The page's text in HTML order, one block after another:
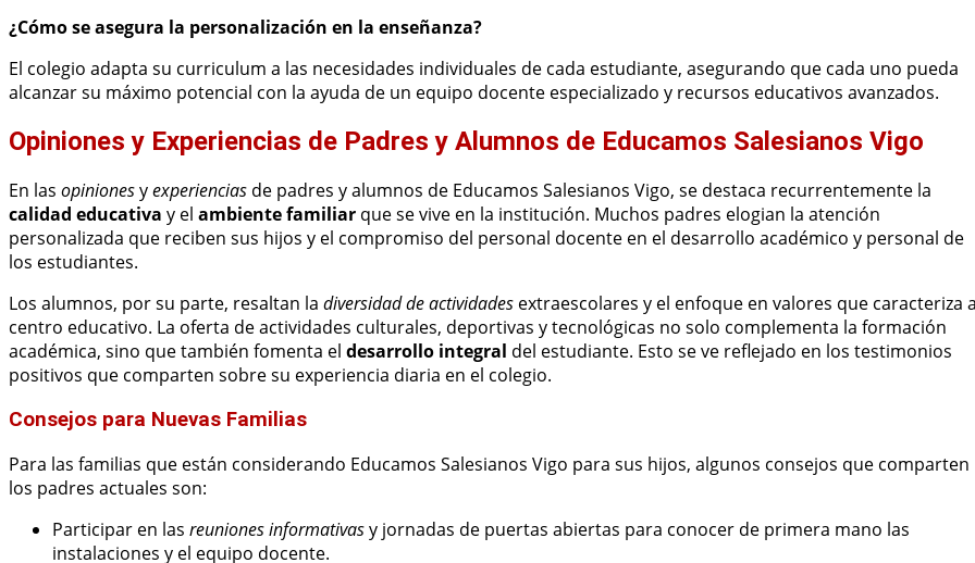
¿Cómo se asegura la personalización en la enseñanza?
El colegio adapta su curriculum a las necesidades individuales de cada estudiante, asegurando que cada uno pueda
alcanzar su máximo potencial con la ayuda de un equipo docente especializado y recursos educativos avanzados.
Opiniones y Experiencias de Padres y Alumnos de Educamos Salesianos Vigo
En las opinionesyexperiencias de padres y alumnos de Educamos Salesianos Vigo, se destaca recurrentemente la
calidad educativa y el ambiente familiar que se vive en la institución. Muchos padres elogian la atención
personalizada que reciben sus hijos y el compromiso del personal docente en el desarrollo académico y personal de
los estudiantes.
Los alumnos, por su parte, resaltan la diversidad de actividades extraescolares y el enfoque en valores que caracteriza
centro educativo. La oferta de actividades culturales, deportivas y tecnológicas no solo complementa la formación
académica, sino que también fomenta el desarrollo integral del estudiante. Esto se ve reflejado en los testimonios
positivos que comparten sobre su experiencia diaria en el colegio.
Consejos para Nuevas Familias
Para las familias que están considerando Educamos Salesianos Vigo para sus hijos, algunos consejos que comparten
los padres actuales son:
Participar en las reuniones informativasy jornadas de puertas abiertas para conocer de primera mano las
instalaciones y el equipo docente.